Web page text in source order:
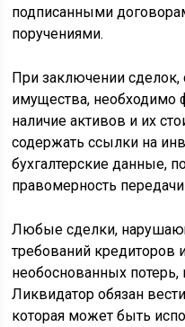
подписанными
поручениями.
При заключении
имущества, необходимо
наличие активов и их
содержать ссылки на
бухгалтерские данные,
правомерность
Любые сделки,
требований кредиторов
необоснованных потерь,
Ликвидатор обязан
которая может быть